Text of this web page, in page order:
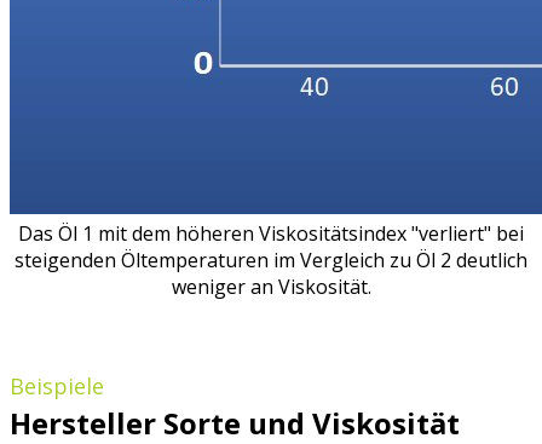
Das Öl 1 mit dem höheren Viskositätsindex "verliert" bei
steigenden Öltemperaturen im Vergleich zu Öl 2 deutlich
weniger an Viskosität.
Beispiele
Hersteller Sorte und Viskosität